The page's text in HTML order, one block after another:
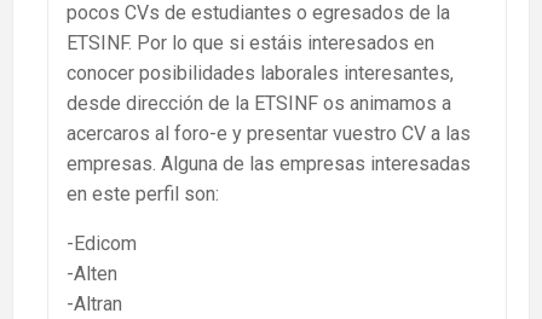
pocos CVs de estudiantes o egresados de la
ETSINF. Por lo que si estáis interesados en
conocer posibilidades laborales interesantes,
desde dirección de la ETSINF os animamos a
acercaros al foro-e y presentar vuestro CV a las
empresas. Alguna de las empresas interesadas
en este perfil son:
-Edicom
-Alten
-Altran